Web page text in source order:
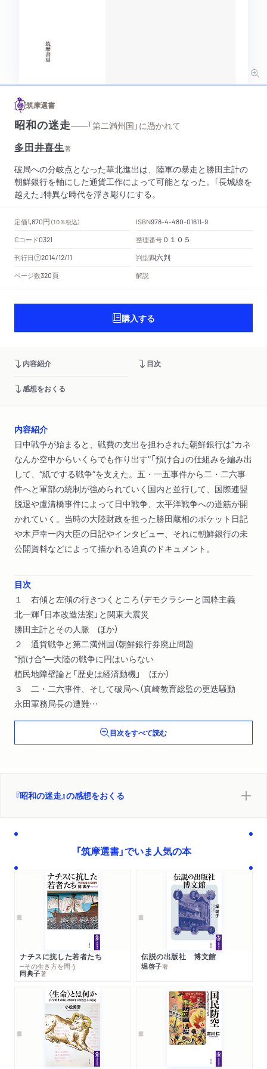
筑摩選書
昭和の迷走——「第二満州国」に憑かれて
多田井喜生著
破局への分岐点となった華北進出は、陸軍の暴走と勝田主計の
朝鮮銀行を軸にした通貨工作によって可能となった。｢長城線を
越えた｣特異な時代を浮き彫りにする。
定価1,870円 （10％税込） ISBN978-4-480-01611-9
Cコード0321 整理番号 ０１０５
刊行日 2014/12/11 判型四六判
ページ数320頁 解説
購入する
内容紹介 目次
感想をおくる
内容紹介
日中戦争が始まると、戦費の支出を担わされた朝鮮銀行は“カネ
なんか空中からいくらでも作り出す”「預け合」の仕組みを編み出
して、“紙でする戦争”を支えた。五・一五事件から二・二六事
件へと軍部の統制が強められていく国内と並行して、国際連盟
脱退や盧溝橋事件によって日中戦争、太平洋戦争への道筋が開
かれていく。当時の大陸財政を担った勝田蔵相のポケット日記
や木戸幸一内大臣の日記やインタビュー、それに朝鮮銀行の未
公開資料などによって描かれる迫真のドキュメント。
目次
１ 右傾と左傾の行きつくところ（デモクラシーと国粋主義
北一輝「日本改造法案」と関東大震災
勝田主計とその人脈 ほか）
２ 通貨戦争と第二満州国（朝鮮銀行券廃止問題
“預け合”―大陸の戦争に円はいらない
植民地障壁論と「歴史は経済動機」 ほか）
３ 二・二六事件、そして破局へ（真崎教育総監の更迭騒動
永田軍務局長の遭難
二・二六事件の前後のこと ほか）
目次をすべて読む
『昭和の迷走』の感想をおくる
「筑摩選書」でいま人気の本
ナチスに抗した若者たち
─その生き方を問う
岡典子著
伝説の出版社 博文館
堀啓子著